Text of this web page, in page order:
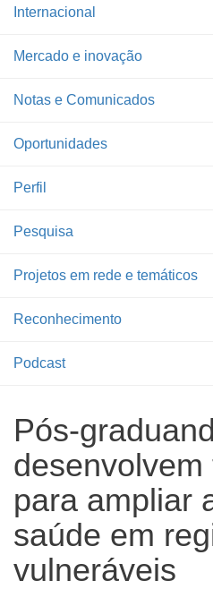
Internacional
Mercado e inovação
Notas e Comunicados
Oportunidades
Perfil
Pesquisa
Projetos em rede e temáticos
Reconhecimento
Podcast
Pós-
para ampliar
saúde em
vulneráveis